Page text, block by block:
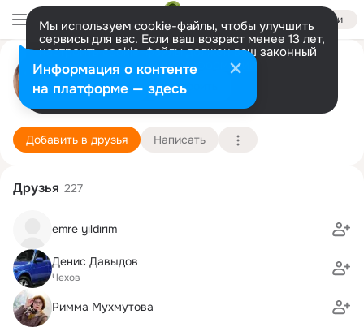
Войти
Мы используем cookie-файлы, чтобы улучшить
сервисы для вас. Если ваш возраст менее 13 лет,
настроить cookie-файлы должен ваш законный
представитель. Больше информации
Разрешить все Настроить
Ольга Яковлева (Кусова)
Москва
5 декабря (43 года)
521 школа (школа здоровья с математическим
Подробнее
Добавить в друзья Написать
Друзья 227
emre yıldırım
Денис Давыдов
Чехов
Римма Мухмутова
Информация о контенте
на платформе — здесь